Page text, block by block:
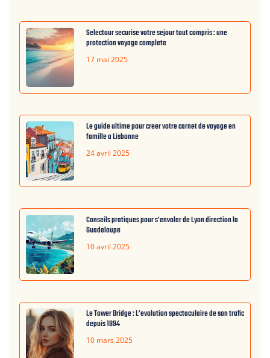
Selectour securise votre sejour tout compris : une
protection voyage complete
17 mai 2025
Le guide ultime pour creer votre carnet de voyage en
famille a Lisbonne
24 avril 2025
Conseils pratiques pour s’envoler de Lyon direction la
Guadeloupe
10 avril 2025
Le Tower Bridge : L’evolution spectaculaire de son trafic
depuis 1894
10 mars 2025